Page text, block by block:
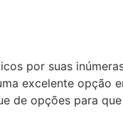
por suas
excelente
de opções para